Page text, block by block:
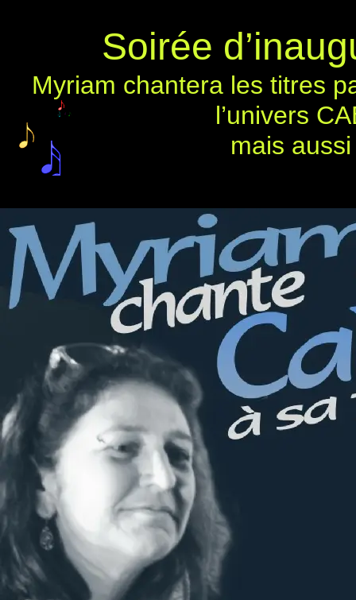
Soirée
Myriam chantera les titres
l’univers
mais